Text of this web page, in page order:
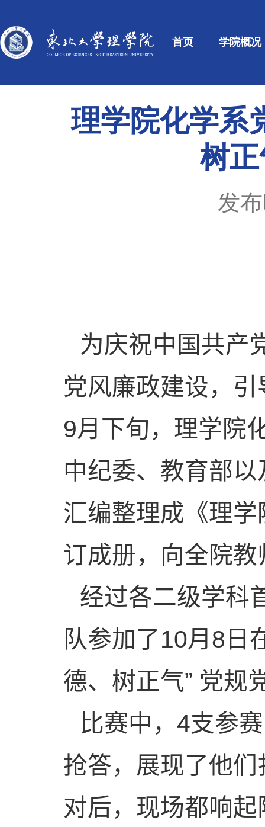
首页 学院概况
理学院化学系
树
发
为庆祝中国共产
党风廉政建设，
9月下旬，理学院
中纪委、教育部
汇编整理成《理
订成册，向全院
经过各二级学科
队参加了10月 8 日
德、树正气” 党规
比赛中， 4支参
抢答，展现了他
对后，现场都响